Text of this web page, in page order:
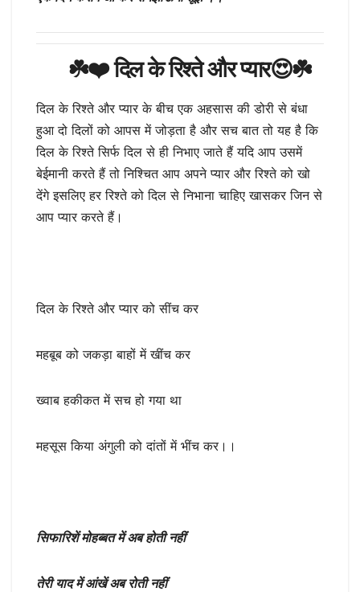
☘️❤️ दिल के रिश्ते और प्यार😍☘️
दिल के रिश्ते और प्यार के बीच एक अहसास की डोरी से बंधा
हुआ दो दिलों को आपस में जोड़ता है और सच बात तो यह है कि
दिल के रिश्ते सिर्फ दिल से ही निभाए जाते हैं यदि आप उसमें
बेईमानी करते हैं तो निश्चित आप अपने प्यार और रिश्ते को खो
देंगे इसलिए हर रिश्ते को दिल से निभाना चाहिए खासकर जिन से
आप प्यार करते हैं।
दिल के रिश्ते और प्यार को सींच कर
महबूब को जकड़ा बाहों में खींच कर
ख्वाब हकीकत में सच हो गया था
महसूस किया अंगुली को दांतों में भींच कर।।
सिफारिशें मोहब्बत में अब होती नहीं
तेरी याद में आंखें अब रोती नहीं